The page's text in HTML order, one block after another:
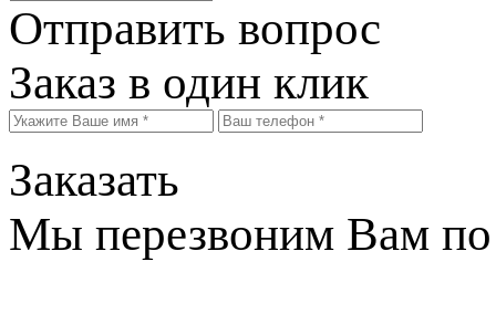
Отправить вопрос
Заказ в один клик
Заказать
Мы перезвоним Вам по